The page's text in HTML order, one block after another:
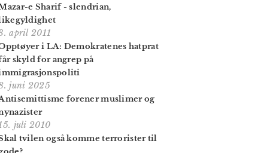
e Sharif - slendrian,
april 2011
i LA: Demokratenes hatprat
skyld for angrep på
juni 2025
forener muslimer og
juli 2010
tvilen også komme terrorister til